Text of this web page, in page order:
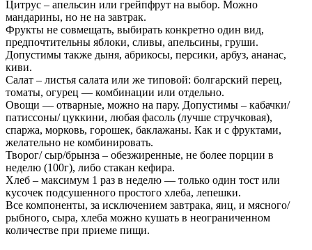
Цитрус – апельсин или грейпфрут на выбор. Можно
мандарины, но не на завтрак.
Фрукты не совмещать, выбирать конкретно один вид,
предпочтительны яблоки, сливы, апельсины, груши.
Допустимы также дыня, абрикосы, персики, арбуз, ананас,
киви.
Салат – листья салата или же типовой: болгарский перец,
томаты, огурец — комбинации или отдельно.
Овощи — отварные, можно на пару. Допустимы – кабачки/
патиссоны/ цуккини, любая фасоль (лучше стручковая),
спаржа, морковь, горошек, баклажаны. Как и с фруктами,
желательно не комбинировать.
Творог/ сыр/брынза – обезжиренные, не более порции в
неделю (100г), либо стакан кефира.
Хлеб – максимум 1 раз в неделю — только один тост или
кусочек подсушенного простого хлеба, лепешки.
Все компоненты, за исключением завтрака, яиц, и мясного/
рыбного, сыра, хлеба можно кушать в неограниченном
количестве при приеме пищи.